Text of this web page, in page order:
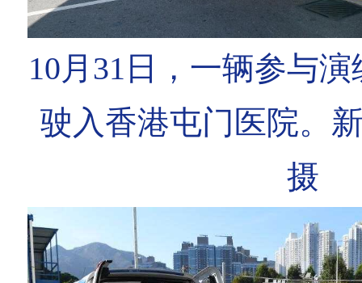
10月31日，一辆参与
驶入香港屯门医院。
摄